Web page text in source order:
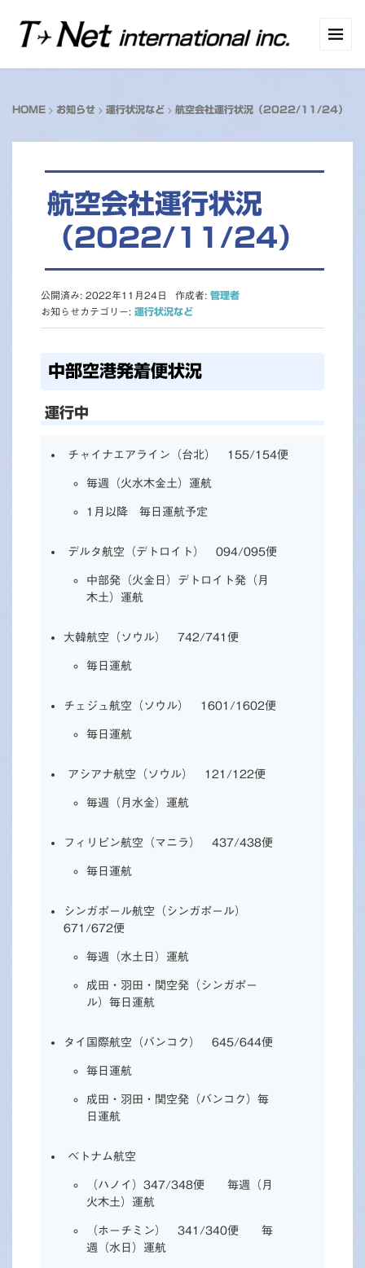
HOME > お知らせ > 運行状況など > 航空会社運行状況（2022/11/24）
航空会社運行状況
（2022/11/24）
公開済み: 2022年11月24日 作成者: 管理者
お知らせカテゴリー: 運行状況など
中部空港発着便状況
運行中
チャイナエアライン（台北） 155/154便
毎週（火水木金土）運航
1月以降 毎日運航予定
デルタ航空（デトロイト） 094/095便
中部発（火金日）デトロイト発（月
木土）運航
大韓航空（ソウル） 742/741便
毎日運航
チェジュ航空（ソウル） 1601/1602便
毎日運航
アシアナ航空（ソウル） 121/122便
毎週（月水金）運航
フィリピン航空（マニラ） 437/438便
毎日運航
シンガポール航空（シンガポール）
671/672便
毎週（水土日）運航
成田・羽田・関空発（シンガポー
ル）毎日運航
タイ国際航空（バンコク） 645/644便
毎日運航
成田・羽田・関空発（バンコク）毎
日運航
ベトナム航空
（ハノイ）347/348便 毎週（月
火木土）運航
（ホーチミン） 341/340便 毎
週（水日）運航